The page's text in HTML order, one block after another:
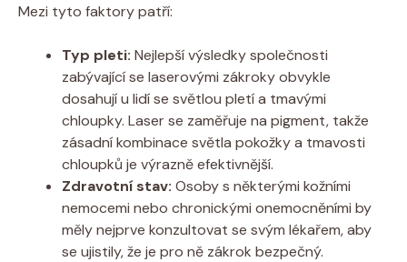
Mezi tyto faktory patří:
Typ pleti: Nejlepší výsledky společnosti
zabývající se laserovými zákroky obvykle
dosahují u lidí se světlou pletí a tmavými
chloupky. Laser se zaměřuje na pigment, takže
zásadní kombinace světla pokožky a tmavosti
chloupků je výrazně efektivnější.
Zdravotní stav: Osoby s některými kožními
nemocemi nebo chronickými onemocněními by
měly nejprve konzultovat se svým lékařem, aby
se ujistily, že je pro ně zákrok bezpečný.